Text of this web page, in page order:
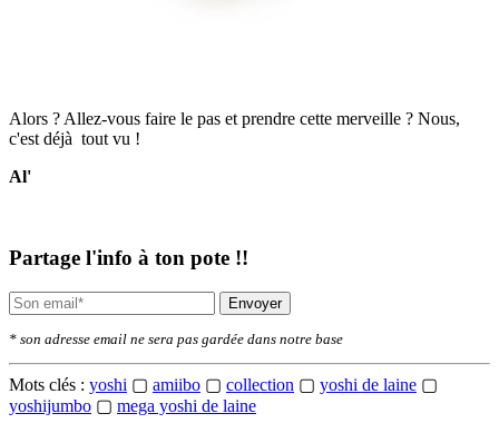
Alors ? Allez-vous faire le pas et prendre cette merveille ? Nous,
c'est déjà tout vu !
Al'
Partage l'info à ton pote !!
Envoyer
* son adresse email ne sera pas gardée dans notre base
Mots clés : yoshi ▢ amiibo ▢ collection ▢ yoshi de laine ▢
yoshijumbo ▢ mega yoshi de laine